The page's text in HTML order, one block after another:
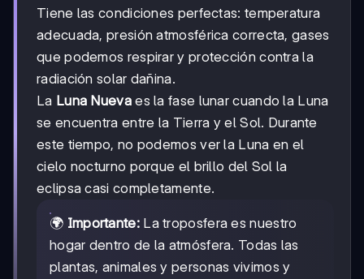
Tiene las condiciones perfectas: temperatura
adecuada, presión atmosférica correcta, gases
que podemos respirar y protección contra la
radiación solar dañina.
La Luna Nuevaes la fase lunar cuando la Luna
se encuentra entre la Tierra y el Sol. Durante
este tiempo, no podemos ver la Luna en el
cielo nocturno porque el brillo del Sol la
eclipsa casi completamente.
🌍 Importante:La troposfera es nuestro
hogar dentro de la atmósfera. Todas las
plantas, animales y personas vivimos y